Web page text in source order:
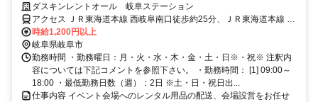
従事できる、やりがいのある仕事！
ダスキンレントオール 岐阜ステーション
アクセス ＪＲ東海道本線 西岐阜南口徒歩約25分、ＪＲ東海道本線 穂
積南口徒歩約28分、名鉄竹鼻・羽島線/名鉄名古屋本線 柳津（岐阜
県）徒歩約64分 西岐阜駅から車で６分
時給1,200円以上
岐阜県岐阜市
勤務時間 ・勤務曜日：月・火・水・木・金・土・日※・祝※ 注釈内
容については下記コメントを参照下さい。 ・勤務時間： [1] 09:00～
18:00 ・最低勤務日数（週）：2日 ※土・日・祝日出...
仕事内容 イベント会場へのレンタル用品の配送、会場設営をお任せ